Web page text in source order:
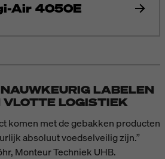
Air 4050E
LABELEN
VLOTTE LOGISTIEK
komen met de gebakken producten
absoluut voedselveilig zijn.”
Monteur Techniek UHB.